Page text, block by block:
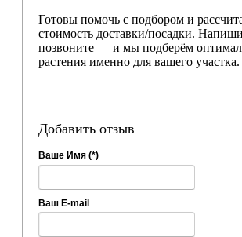
Готовы помочь с подбором и
стоимость доставки/посадки.
позвоните — и мы подберём
растения именно для вашего участка.
Добавить отзыв
Ваше Имя (*)
Ваш E-mail